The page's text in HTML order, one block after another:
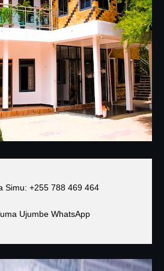
Simu: +255 788 469 464
Ujumbe WhatsApp